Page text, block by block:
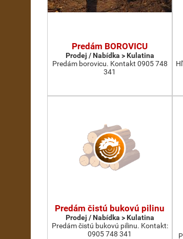
Predám BOROVICU
Prodej / Nabídka > Kulatina
Predám borovicu. Kontakt 0905 748
341
Predám čistú bukovú pilinu
Prodej / Nabídka > Kulatina
Predám čistú bukovú pilinu. Kontakt:
0905 748 341